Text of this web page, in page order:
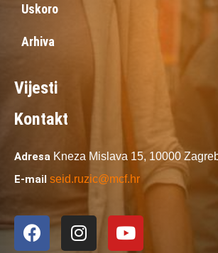
Uskoro
Arhiva
Vijesti
Kontakt
Adresa Kneza Mislava 15, 10000
E-mail seid.ruzic@mcf.hr